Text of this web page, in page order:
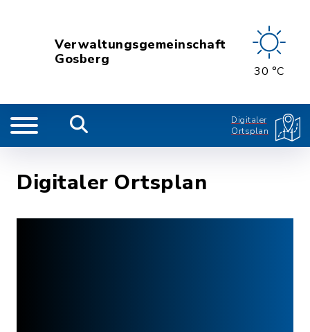
Verwaltungsgemeinschaft
Gosberg
30 °C
Digitaler
Ortsplan
Digitaler Ortsplan